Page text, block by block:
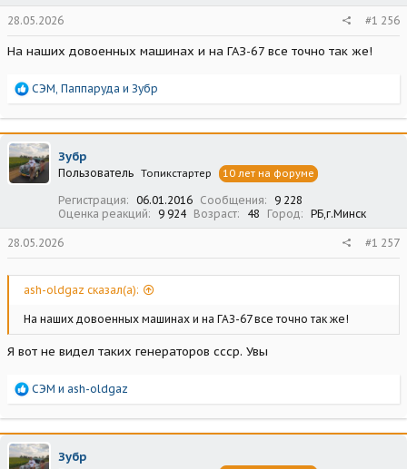
28.05.2026 #1 256
На наших довоенных машинах и на ГАЗ-67 все точно так же!
Р
а
к
ц
и
и
СЭМ, Паппаруда и Зубр
Зубр
Пользователь Топикстартер 10 лет на форуме
Регистрация 06.01.2016 Сообщения
9 228
Оценка реакций
9 924 Возраст 48 Город РБ,г.Минск
28.05.2026 #1 257
ash-oldgaz сказал(а):
На наших довоенных машинах и на ГАЗ-67 все точно так же!
Я вот не видел таких генераторов ссср. Увы
Р
а
к
ц
и
СЭМ и ash-oldgaz
Зубр